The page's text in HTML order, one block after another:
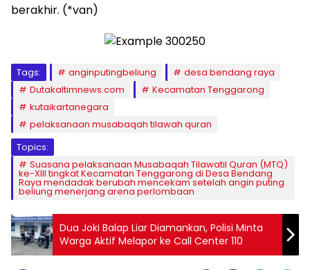
berakhir. (*van)
Tags: anginputingbeliung
desa bendang raya
Dutakaltimnews.com
Kecamatan Tenggarong
kutaikartanegara
pelaksanaan musabaqah tilawah quran
Topics:
Suasana pelaksanaan Musabaqah Tilawatil Quran (MTQ)
ke-XIII tingkat Kecamatan Tenggarong di Desa Bendang
Raya mendadak berubah mencekam setelah angin puting
beliung menerjang arena perlombaan
Dua Joki Balap Liar Diamankan, Polisi Minta
Warga Aktif Melapor ke Call Center 110